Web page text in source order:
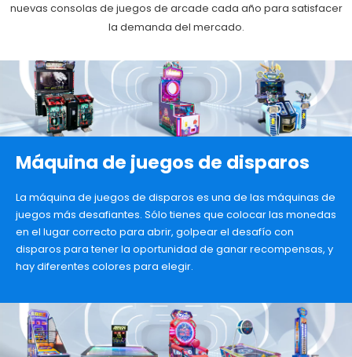
nuevas consolas de juegos de arcade cada año para satisfacer
la demanda del mercado.
Máquina de juegos de disparos
La máquina de juegos de disparos es una de las máquinas de
juegos más desafiantes. Sólo tienes que colocar las monedas
en el lugar correcto para abrir, golpear el desafío con
disparos para tener la oportunidad de ganar recompensas, y
hay diferentes colores para elegir.